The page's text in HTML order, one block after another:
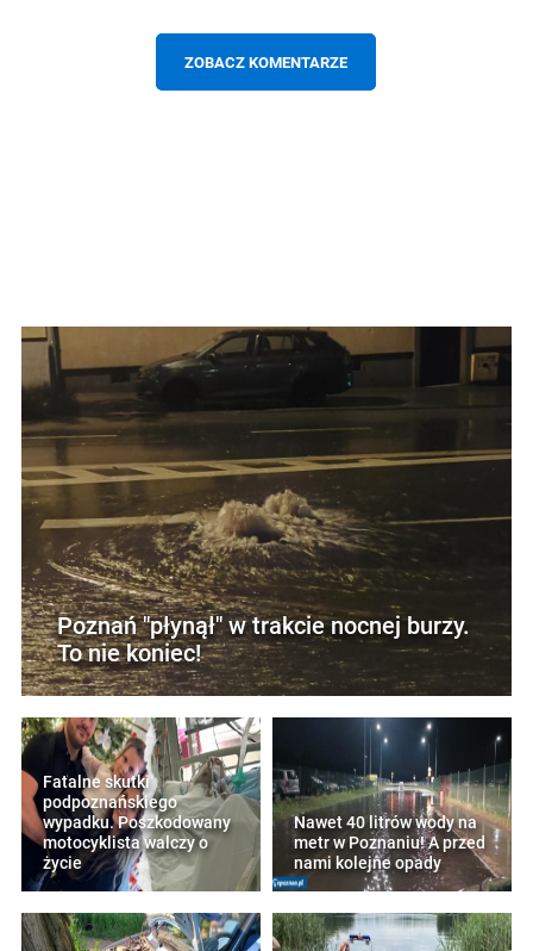
ZOBACZ KOMENTARZE
Poznań "płynął" w trakcie nocnej burzy.
To nie koniec!
Fatalne skutki
podpoznańskiego
wypadku. Poszkodowany
motocyklista walczy o
życie
Nawet 40 litrów wody na
metr w Poznaniu! A przed
nami kolejne opady